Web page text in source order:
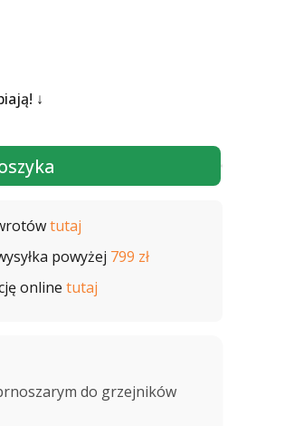
tutaj
powyżej 799 zł
online tutaj
do grzejników